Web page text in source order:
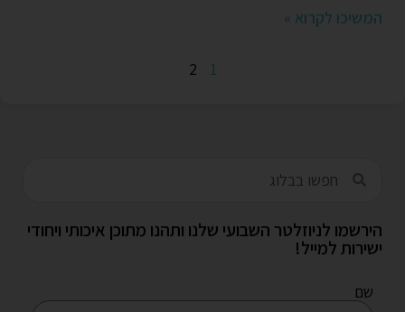
המשיכו לקרוא »
1
2
הירשמו לניוזלטר השבועי שלנו ותהנו מתוכן איכותי ויחודי
ישירות למייל!
שם